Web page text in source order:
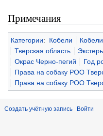
Примечания
Категории: Кобели
Тверская область
Окрас Черно-пегий
Год
Права на собаку РОО
Права на собаку РОО
Создать учётную запись Войти